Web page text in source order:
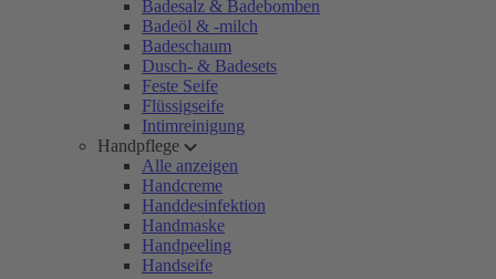
Badesalz & Badebomben
Badeöl & -milch
Badeschaum
Dusch- & Badesets
Feste Seife
Flüssigseife
Intimreinigung
Handpflege
Alle anzeigen
Handcreme
Handdesinfektion
Handmaske
Handpeeling
Handseife